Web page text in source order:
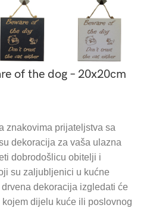
of the dog – 20x20cm
znakovima prijateljstva sa
dekoracija za vaša ulazna
dobrodošlicu obitelji i
su zaljubljenici u kućne
drvena dekoracija izgledati će
dijelu kuće ili poslovnog